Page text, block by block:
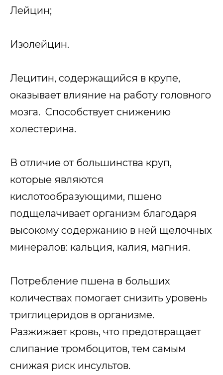
Лейцин;
Изолейцин.
Лецитин, содержащийся в крупе,
оказывает влияние на работу головного
мозга. Способствует снижению
холестерина.
В отличие от большинства круп,
которые являются
кислотообразующими, пшено
подщелачивает организм благодаря
высокому содержанию в ней щелочных
минералов: кальция, калия, магния.
Потребление пшена в больших
количествах помогает снизить уровень
триглицеридов в организме.
Разжижает кровь, что предотвращает
слипание тромбоцитов, тем самым
снижая риск инсультов.